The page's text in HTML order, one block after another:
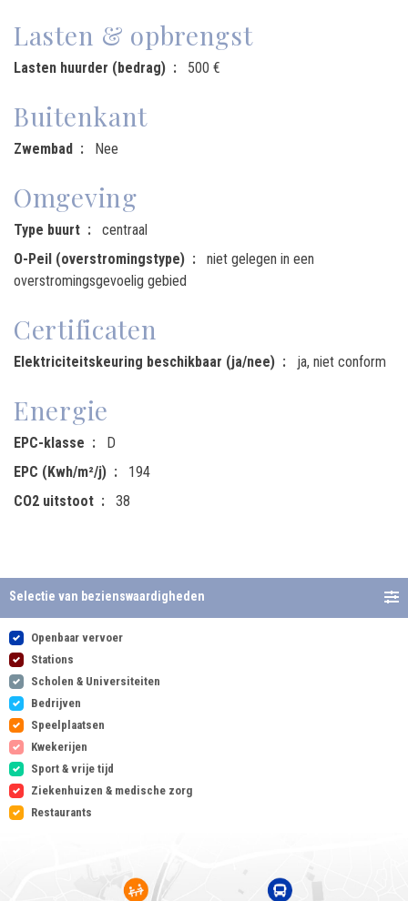
Lasten & opbrengst
Lasten huurder (bedrag) 500 €
Buitenkant
Zwembad Nee
Omgeving
Type buurt
centraal
O-Peil (overstromingstype)
niet gelegen in een
overstromingsgevoelig gebied
Certificaten
Elektriciteitskeuring beschikbaar (ja/nee) ja, niet conform
Energie
EPC-klasse
D
EPC (Kwh/m²/j)
194
CO2 uitstoot
38
Selectie van bezienswaardigheden
Openbaar vervoer
Stations
Scholen & Universiteiten
Bedrijven
Speelplaatsen
Kwekerijen
Sport & vrije tijd
Ziekenhuizen & medische zorg
Restaurants